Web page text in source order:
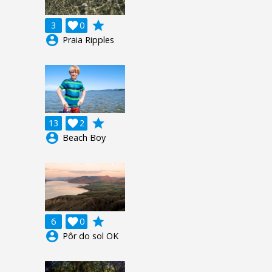
3 0

grade
account_circle Praia Ripples
13 2

grade
account_circle Beach Boy
6 0

grade
account_circle Pôr do sol OK